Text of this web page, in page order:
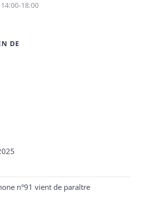
18:00
DE
n°91 vient de paraître